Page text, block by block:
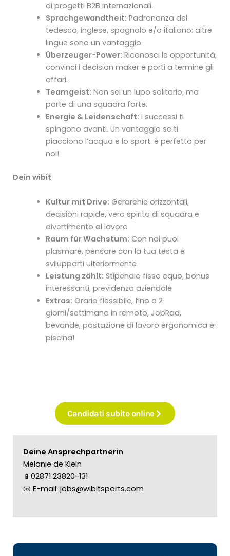
di progetti B2B internazionali.
Sprachgewandtheit: Padronanza del
tedesco, inglese, spagnolo e/o italiano: altre
lingue sono un vantaggio.
Überzeuger-Power: Riconosci le opportunità,
convinci i decision maker e porti a termine gli
affari.
Teamgeist: Non sei un lupo solitario, ma
parte di una squadra forte.
Energie & Leidenschaft: I successi ti
spingono avanti. Un vantaggio se ti
piacciono l’acqua e lo sport: è perfetto per
noi!
Dein wibit
Kultur mit Drive: Gerarchie orizzontali,
decisioni rapide, vero spirito di squadra e
divertimento al lavoro
Raum für Wachstum: Con noi puoi
plasmare, pensare con la tua testa e
svilupparti ulteriormente
Leistung zählt: Stipendio fisso equo, bonus
interessanti, previdenza aziendale
Extras: Orario flessibile, fino a 2
giorni/settimana in remoto, JobRad,
bevande, postazione di lavoro ergonomica e:
piscina!
Candidati subito online
Deine Ansprechpartnerin
Melanie de Klein
📱02871 23820-131
📧 E-mail: jobs@wibitsports.com